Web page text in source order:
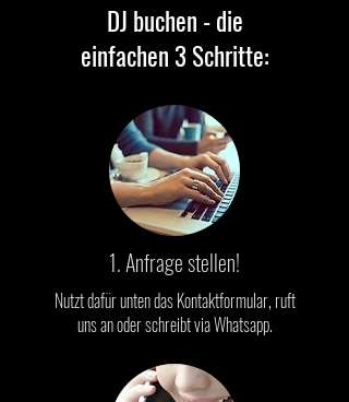
DJ buchen - die
einfachen 3 Schritte:
1. Anfrage stellen!
Nutzt dafür unten das Kontaktformular, ruft
uns an oder schreibt via Whatsapp.